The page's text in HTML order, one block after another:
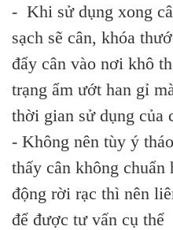
- Khi sử dụng xong
sạch sẽ cân, khóa
đẩy cân vào nơi khô
trạng ẩm ướt han gỉ
thời gian sử dụng của
- Không nên tùy ý
thấy cân không
động rời rạc thì nên
để được tư vấn cụ thể